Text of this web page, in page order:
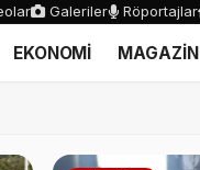
Galeriler Röportajlar
EKONOMİ MAGAZİN